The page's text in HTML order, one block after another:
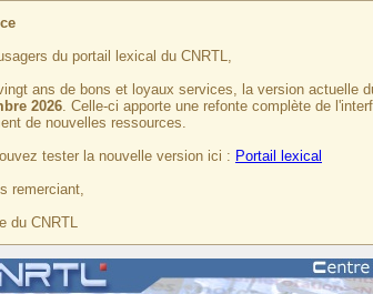
du portail lexical du CNRTL,
ans de bons et loyaux services, la version actuelle
2026. Celle-ci apporte une refonte complète de
de nouvelles ressources.
tester la nouvelle version ici : Portail lexical
remerciant,
du CNRTL